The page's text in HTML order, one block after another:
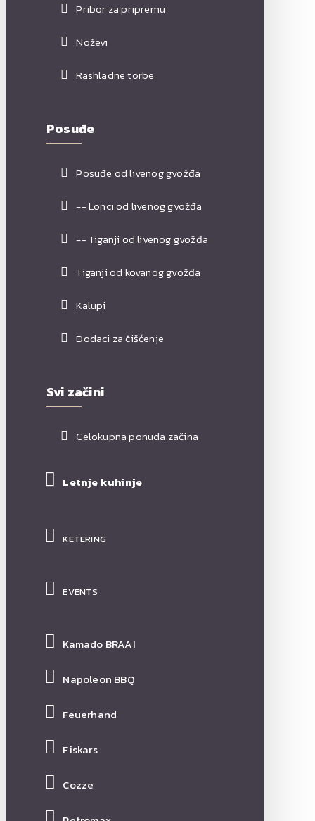
Pribor za pripremu
Noževi
Rashladne torbe
Posuđe
Posuđe od livenog gvožđa
-- Lonci od livenog gvožđa
-- Tiganji od livenog gvožđa
Tiganji od kovanog gvožđa
Kalupi
Dodaci za čišćenje
Svi začini
Celokupna ponuda začina
Letnje kuhinje
KETERING
EVENTS
Kamado BRAAI
Napoleon BBQ
Feuerhand
Fiskars
Cozze